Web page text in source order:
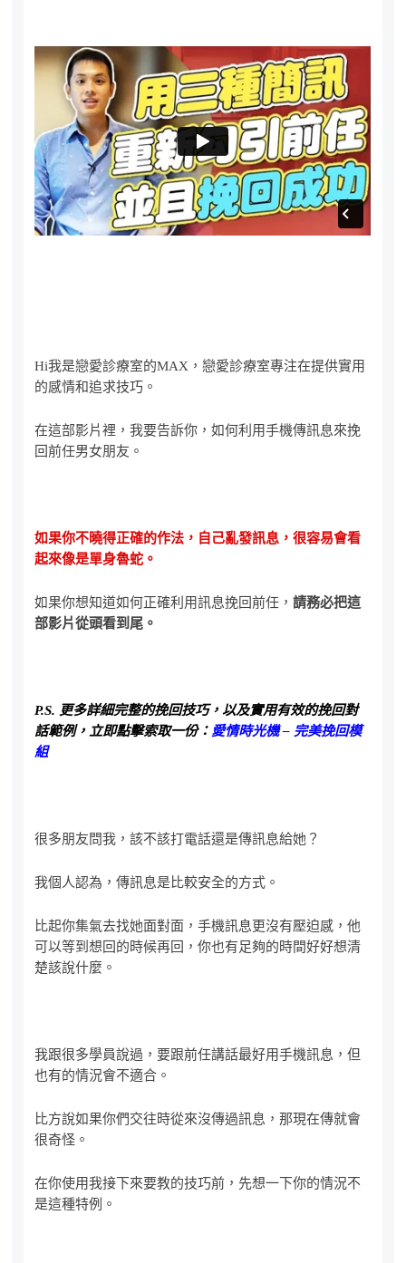
Hi我是戀愛診療室的MAX，戀愛診療室專注在提供實用
的感情和追求技巧。
在這部影片裡，我要告訴你，如何利用手機傳訊息來挽
回前任男女朋友。
如果你不曉得正確的作法，自己亂發訊息，很容易會看
起來像是單身魯蛇。
如果你想知道如何正確利用訊息挽回前任，請務必把這
部影片從頭看到尾。
P.S. 更多詳細完整的挽回技巧，以及實用有效的挽回對
話範例，立即點擊索取一份： 愛情時光機 – 完美挽回模
組
很多朋友問我，該不該打電話還是傳訊息給她？
我個人認為，傳訊息是比較安全的方式。
比起你集氣去找她面對面，手機訊息更沒有壓迫感，他
可以等到想回的時候再回，你也有足夠的時間好好想清
楚該說什麼。
我跟很多學員說過，要跟前任講話最好用手機訊息，但
也有的情況會不適合。
比方說如果你們交往時從來沒傳過訊息，那現在傳就會
很奇怪。
在你使用我接下來要教的技巧前，先想一下你的情況不
是這種特例。